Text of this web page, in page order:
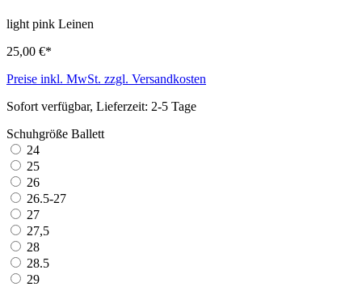
light pink Leinen
25,00 €*
Preise inkl. MwSt. zzgl. Versandkosten
Sofort verfügbar, Lieferzeit: 2-5 Tage
Schuhgröße Ballett
24
25
26
26.5-27
27
27,5
28
28.5
29